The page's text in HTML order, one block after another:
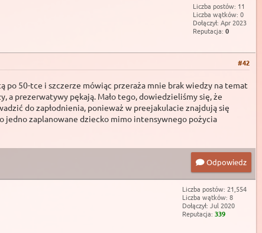
Liczba postów: 11
Liczba wątków: 0
Dołączył: Apr 2023
Reputacja: 0
#42
po 50-tce i szczerze mówiąc przeraża mnie brak wiedzy na temat
a prezerwatywy pękają. Mało tego, dowiedzieliśmy się, że
do zapłodnienia, ponieważ w preejakulacie znajdują się
jedno zaplanowane dziecko mimo intensywnego pożycia
Odpowiedz
Liczba postów: 21,554
Liczba wątków: 8
Dołączył: Jul 2020
Reputacja: 339